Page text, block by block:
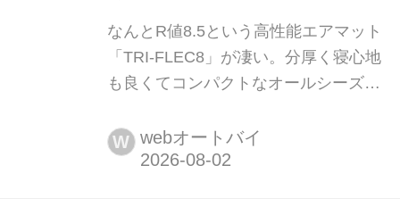
なんとR値8.5という高性能エアマット
「TRI-FLEC8」が凄い。分厚く寝心地
も良くてコンパクトなオールシーズン
スーパー・カブカブ・ダイアリーズ
Vol.385〉 キャンプ時の必須アイテム
W webオートバイ